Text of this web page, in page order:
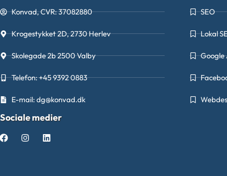
Konvad, CVR: 37082880
Krogestykket 2D, 2730 Herlev
Skolegade 2b 2500 Valby
Telefon: +45 9392 0883
E-mail: dg@konvad.dk
Sociale medier
SEO
Lokal
Google